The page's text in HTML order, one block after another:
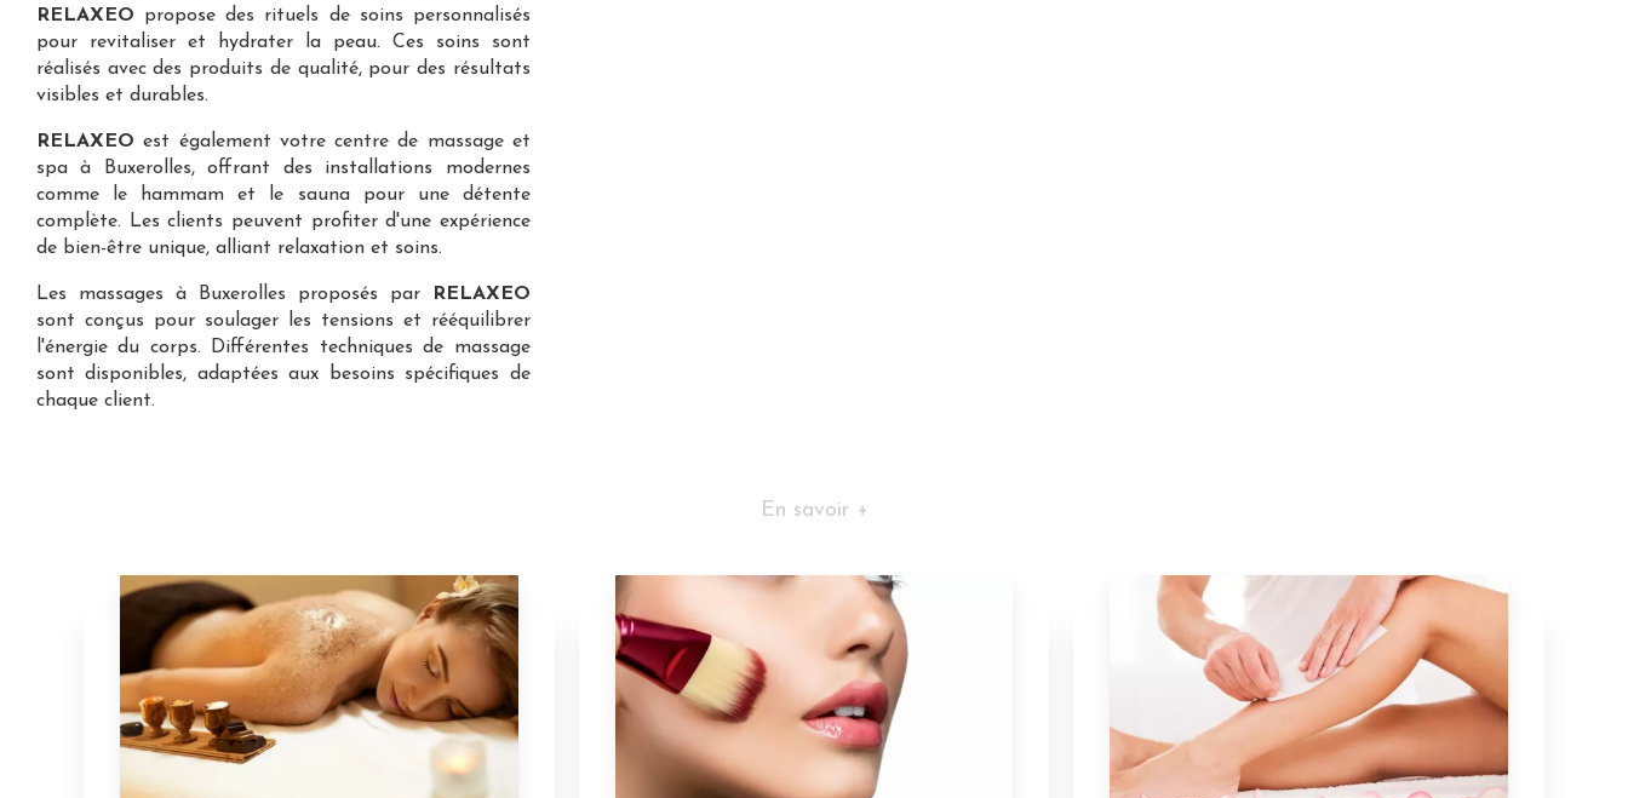
RELAXEO propose des rituels de soins personnalisés
pour revitaliser et hydrater la peau. Ces soins sont
réalisés avec des produits de qualité, pour des résultats
visibles et durables.
RELAXEO est également votrecentre de massage et
spa à Buxerolles, offrant des installations modernes
comme le hammam et le sauna pour une détente
complète. Les clients peuvent profiter d'une expérience
de bien-être unique, alliant relaxation et soins.
Les massages à Buxerolles proposés par
RELAXEO
sont conçus pour soulager les tensions et rééquilibrer
l'énergie du corps. Différentes techniques de massage
sont disponibles, adaptées aux besoins spécifiques de
chaque client.
En savoir +